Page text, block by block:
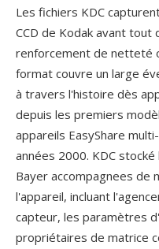
Les fichiers KDC
CCD de Kodak avant tout
renforcement de netteté
format couvre un large
à travers l'histoire dès
depuis les premiers
appareils EasyShare
années 2000. KDC
Bayer accompagnees de
l'appareil, incluant
capteur, les paramètres
propriétaires de matrice